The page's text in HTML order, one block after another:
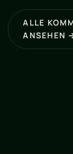
ALLE
ANSEHEN